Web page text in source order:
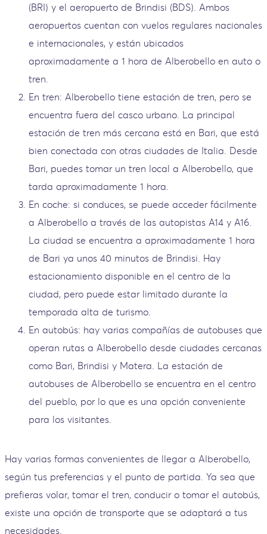
(BRI) y el aeropuerto de Brindisi (BDS). Ambos
aeropuertos cuentan con vuelos regulares nacionales
e internacionales, y están ubicados
aproximadamente a 1 hora de Alberobello en auto o
tren.
En tren: Alberobello tiene estación de tren, pero se
encuentra fuera del casco urbano. La principal
estación de tren más cercana está en Bari, que está
bien conectada con otras ciudades de Italia. Desde
Bari, puedes tomar un tren local a Alberobello, que
tarda aproximadamente 1 hora.
En coche: si conduces, se puede acceder fácilmente
a Alberobello a través de las autopistas A14 y A16.
La ciudad se encuentra a aproximadamente 1 hora
de Bari ya unos 40 minutos de Brindisi. Hay
estacionamiento disponible en el centro de la
ciudad, pero puede estar limitado durante la
temporada alta de turismo.
En autobús: hay varias compañías de autobuses que
operan rutas a Alberobello desde ciudades cercanas
como Bari, Brindisi y Matera. La estación de
autobuses de Alberobello se encuentra en el centro
del pueblo, por lo que es una opción conveniente
para los visitantes.
Hay varias formas convenientes de llegar a Alberobello,
según tus preferencias y el punto de partida. Ya sea que
prefieras volar, tomar el tren, conducir o tomar el autobús,
existe una opción de transporte que se adaptará a tus
necesidades.